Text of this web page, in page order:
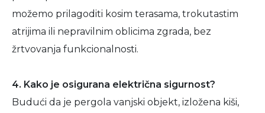
možemo prilagoditi kosim terasama, trokutastim
atrijima ili nepravilnim oblicima zgrada, bez
žrtvovanja funkcionalnosti.
4. Kako je osigurana električna sigurnost?
Budući da je pergola vanjski objekt, izložena kiši,